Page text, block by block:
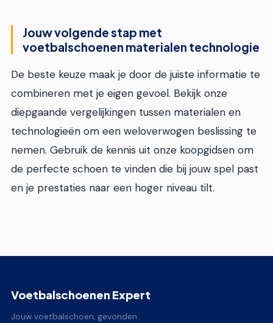
Jouw volgende stap met
voetbalschoenen materialen technologie
De beste keuze maak je door de juiste informatie te
combineren met je eigen gevoel. Bekijk onze
diepgaande vergelijkingen tussen materialen en
technologieën om een weloverwogen beslissing te
nemen. Gebruik de kennis uit onze koopgidsen om
de perfecte schoen te vinden die bij jouw spel past
en je prestaties naar een hoger niveau tilt.
Voetbalschoenen Expert
Jouw voetbalschoen, gevonden.